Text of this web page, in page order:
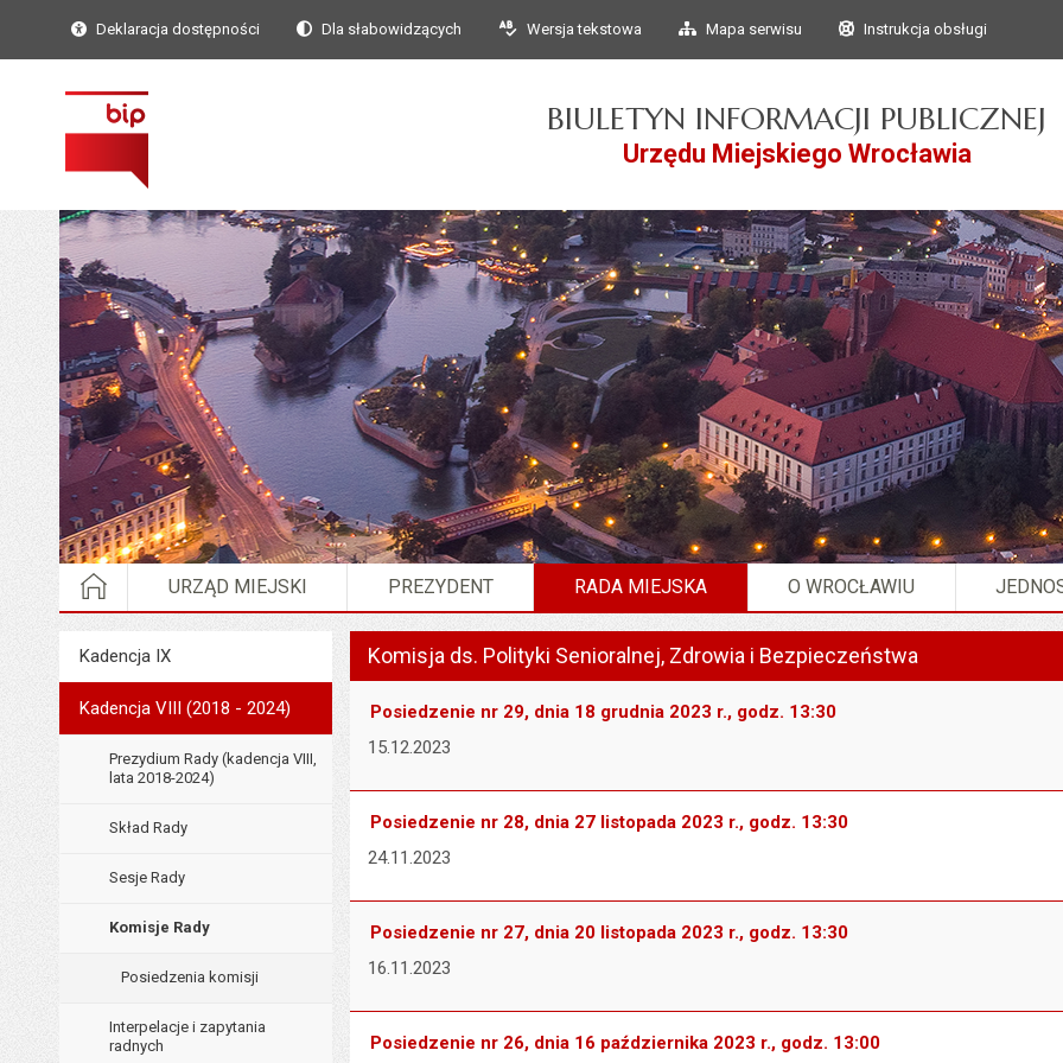
Przejdź do głównego
Przejdź do treści
Deklaracja dostępności Dla słabowidzących Wersja tekstowa Mapa serwisu Instrukcja obsługi
BIULETYN INFORMACJI PUBLICZNEJ
Urzędu Miejskiego Wrocławia
STRONA GŁÓWNA
URZĄD MIEJSKI PREZYDENT RADA MIEJSKA O WROCŁAWIU
MenuRada Miejska
Kadencja IX
Kadencja VIII (2018 - 2024)
Prezydium Rady (kadencja VIII,
lata 2018-2024)
Skład Rady
Sesje Rady
Komisje Rady
Posiedzenia komisji
Interpelacje i zapytania
radnych
Komisja ds. Polityki Senioralnej, Zdrowia i Bezpieczeństwa
Posiedzenie nr 29, dnia 18 grudnia 2023 r., godz. 13:30
15.12.2023
Posiedzenie nr 28, dnia 27 listopada 2023 r., godz. 13:30
24.11.2023
Posiedzenie nr 27, dnia 20 listopada 2023 r., godz. 13:30
16.11.2023
Posiedzenie nr 26, dnia 16 października 2023 r., godz. 13:00